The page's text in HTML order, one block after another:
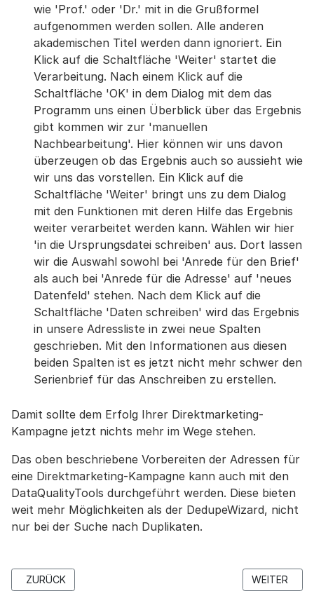
wie 'Prof.' oder 'Dr.' mit in die Grußformel
aufgenommen werden sollen. Alle anderen
akademischen Titel werden dann ignoriert. Ein
Klick auf die Schaltfläche 'Weiter' startet die
Verarbeitung. Nach einem Klick auf die
Schaltfläche 'OK' in dem Dialog mit dem das
Programm uns einen Überblick über das Ergebnis
gibt kommen wir zur 'manuellen
Nachbearbeitung'. Hier können wir uns davon
überzeugen ob das Ergebnis auch so aussieht wie
wir uns das vorstellen. Ein Klick auf die
Schaltfläche 'Weiter' bringt uns zu dem Dialog
mit den Funktionen mit deren Hilfe das Ergebnis
weiter verarbeitet werden kann. Wählen wir hier
'in die Ursprungsdatei schreiben' aus. Dort lassen
wir die Auswahl sowohl bei 'Anrede für den Brief'
als auch bei 'Anrede für die Adresse' auf 'neues
Datenfeld' stehen. Nach dem Klick auf die
Schaltfläche 'Daten schreiben' wird das Ergebnis
in unsere Adressliste in zwei neue Spalten
geschrieben. Mit den Informationen aus diesen
beiden Spalten ist es jetzt nicht mehr schwer den
Serienbrief für das Anschreiben zu erstellen.
Damit sollte dem Erfolg Ihrer Direktmarketing-
Kampagne jetzt nichts mehr im Wege stehen.
Das oben beschriebene Vorbereiten der Adressen für
eine Direktmarketing-Kampagne kann auch mit den
DataQualityTools durchgeführt werden. Diese bieten
weit mehr Möglichkeiten als der DedupeWizard, nicht
nur bei der Suche nach Duplikaten.
VORHERIGER BEITRAG: WARUM WERDEN BESTIMMTE
ZURÜCK NÄCHSTER
WEITER